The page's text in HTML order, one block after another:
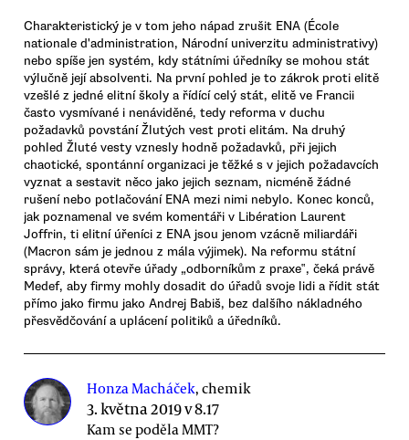
Charakteristický je v tom jeho nápad zrušit ENA (École
nationale d'administration, Národní univerzitu administrativy)
nebo spíše jen systém, kdy státními úředníky se mohou stát
výlučně její absolventi. Na první pohled je to zákrok proti elitě
vzešlé z jedné elitní školy a řídící celý stát, elitě ve Francii
často vysmívané i nenáviděné, tedy reforma v duchu
požadavků povstání Žlutých vest proti elitám. Na druhý
pohled Žluté vesty vznesly hodně požadavků, při jejich
chaotické, spontánní organizaci je těžké s v jejich požadavcích
vyznat a sestavit něco jako jejich seznam, nicméně žádné
rušení nebo potlačování ENA mezi nimi nebylo. Konec konců,
jak poznamenal ve svém komentáři v Libération Laurent
Joffrin, ti elitní úřeníci z ENA jsou jenom vzácně miliardáři
(Macron sám je jednou z mála výjimek). Na reformu státní
správy, která otevře úřady „odborníkům z praxe‟, čeká právě
Medef, aby firmy mohly dosadit do úřadů svoje lidi a řídit stát
přímo jako firmu jako Andrej Babiš, bez dalšího nákladného
přesvědčování a uplácení politiků a úředníků.
Honza Macháček, chemik
3. května 2019 v 8.17
Kam se poděla MMT?